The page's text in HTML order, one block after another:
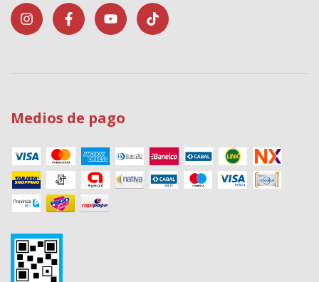
Medios de pago